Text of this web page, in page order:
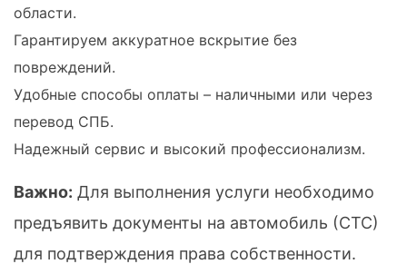
области.
Гарантируем аккуратное вскрытие без
повреждений.
Удобные способы оплаты – наличными или через
перевод СПБ.
Надежный сервис и высокий профессионализм.
Важно: Для выполнения услуги необходимо
предъявить документы на автомобиль (СТС)
для подтверждения права собственности.